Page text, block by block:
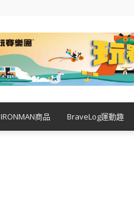
IRONMAN商品 BraveLog運動趣